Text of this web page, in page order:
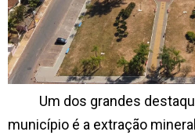
Um dos grandes
município é a extração